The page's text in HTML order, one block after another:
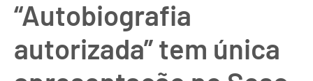
“Autobiografia
autorizada” tem única